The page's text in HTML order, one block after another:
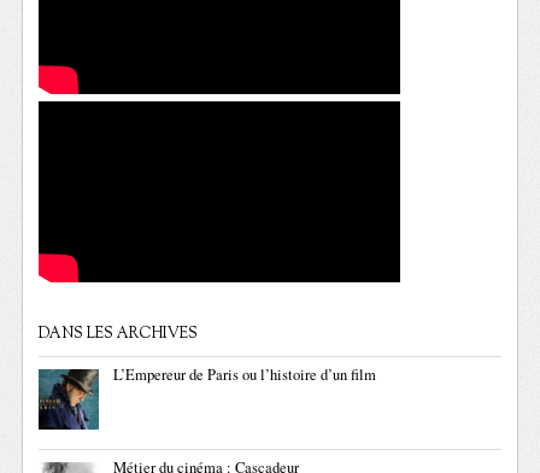
DANS LES ARCHIVES
L’Empereur de Paris ou l’histoire d’un film
Métier du cinéma : Cascadeur